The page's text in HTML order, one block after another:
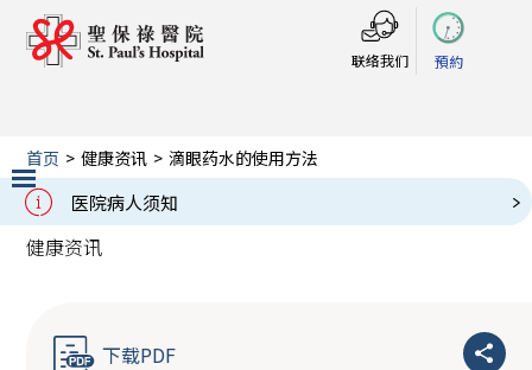
联络我们 預約
医院病人须知
Slide 2 of 3.
首页 > 健康资讯 > 滴眼药水的使用方法
滴眼药水的使用方法
健康资讯
下载PDF